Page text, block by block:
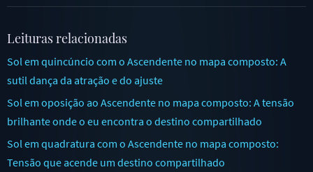
Leituras relacionadas
Sol em quincúncio com o Ascendente no mapa composto: A
sutil dança da atração e do ajuste
Sol em oposição ao Ascendente no mapa composto: A tensão
brilhante onde o eu encontra o destino compartilhado
Sol em quadratura com o Ascendente no mapa composto:
Tensão que acende um destino compartilhado